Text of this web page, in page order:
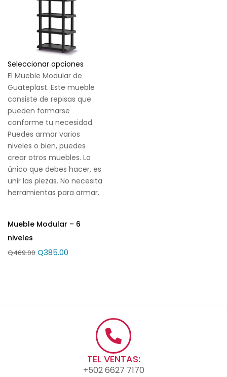
Seleccionar opciones
El Mueble Modular de
Guateplast. Este mueble
consiste de repisas que
pueden formarse
conforme tu necesidad.
Puedes armar varios
niveles o bien, puedes
crear otros muebles. Lo
único que debes hacer, es
unir las piezas. No necesita
herramientas para armar.
Mueble Modular – 6
niveles
Q469.00 Q385.00
TEL VENTAS:
+502 6627 7170